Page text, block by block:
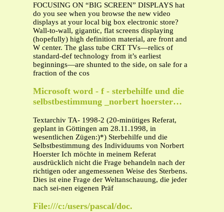
FOCUSING ON “BIG SCREEN” DISPLAYS hat
do you see when you browse the new video
displays at your local big box electronic store?
Wall-to-wall, gigantic, flat screens displaying
(hopefully) high definition material, are front and
W center. The glass tube CRT TVs—relics of
standard-def technology from it’s earliest
beginnings—are shunted to the side, on sale for a
fraction of the cos
Microsoft word - f - sterbehilfe und die
selbstbestimmung _norbert hoerster…
Textarchiv TA- 1998-2 (20-minütiges Referat,
geplant in Göttingen am 28.11.1998, in
wesentlichen Zügen:)*) Sterbehilfe und die
Selbstbestimmung des Individuums von Norbert
Hoerster Ich möchte in meinem Referat
ausdrücklich nicht die Frage behandeln nach der
richtigen oder angemessenen Weise des Sterbens.
Dies ist eine Frage der Weltanschauung, die jeder
nach sei-nen eigenen Präf
File:///c:/users/pascal/doc.